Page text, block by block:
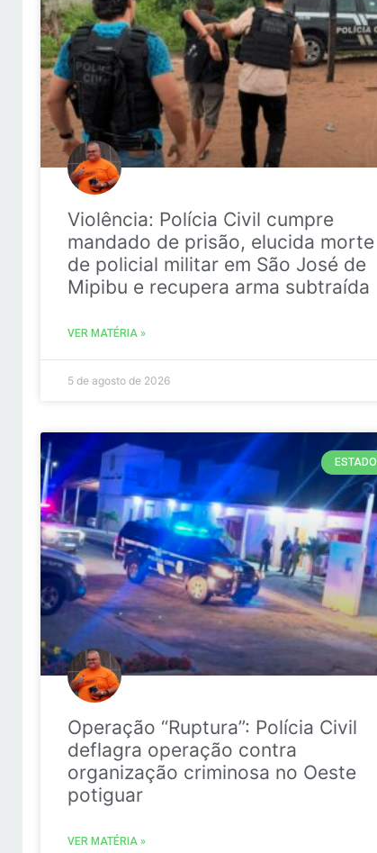
Violência: Polícia Civil cumpre
mandado de prisão, elucida morte
de policial militar em São José de
Mipibu e recupera arma subtraída
VER MATÉRIA »
5 de agosto de 2026
ESTADO
Operação “Ruptura”: Polícia Civil
deflagra operação contra
organização criminosa no Oeste
potiguar
VER MATÉRIA »